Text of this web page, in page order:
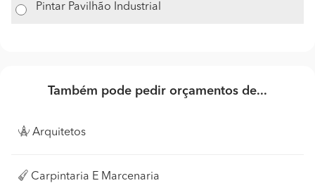
Pintar Pavilhão Industrial
Também pode pedir orçamentos de...
Arquitetos
Carpintaria E Marcenaria